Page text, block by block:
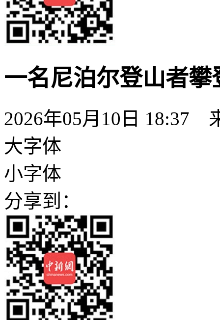
一名尼泊尔登山者
2026年05月10日 18:37
大字体
小字体
分享到：